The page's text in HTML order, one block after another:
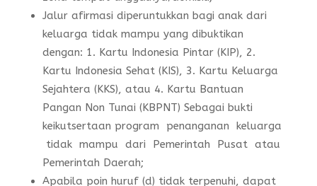
Jalur afirmasi diperuntukkan bagi anak dari
keluarga tidak mampu yang dibuktikan
dengan: 1. Kartu Indonesia Pintar (KIP), 2.
Kartu Indonesia Sehat (KIS), 3. Kartu Keluarga
Sejahtera (KKS), atau 4. Kartu Bantuan
Pangan Non Tunai (KBPNT) Sebagai bukti
keikutsertaan program penanganan keluarga
tidak mampu dari Pemerintah Pusat atau
Pemerintah Daerah;
Apabila poin huruf (d) tidak terpenuhi, dapat